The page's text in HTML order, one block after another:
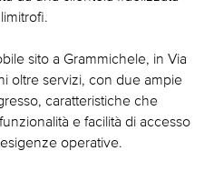
sito a Grammichele, in Via
oltre servizi, con due ampie
caratteristiche che
e facilità di accesso
operative.